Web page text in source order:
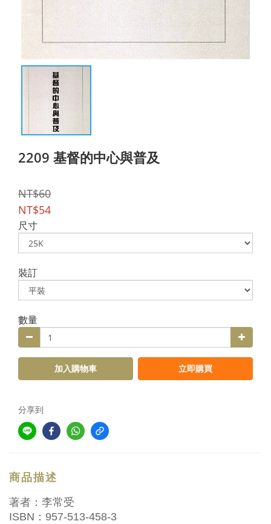
2209 基督的中心與普及
NT$60
NT$54
尺寸
裝訂
數量
加入購物車 立即購買
分享到
商品描述
著者：李常受
ISBN：957-513-458-3